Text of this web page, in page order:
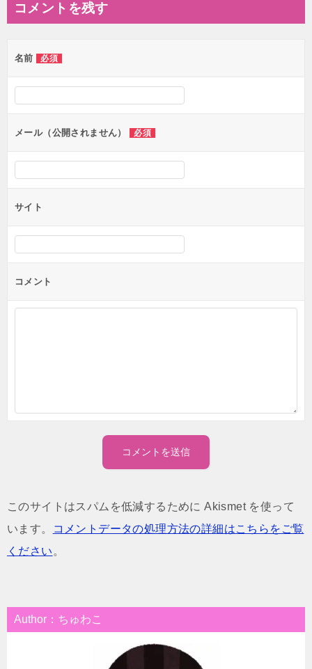
ビ
ー
シ
ン
コメントを残す
名前 必須
メール（公開されません） 必須
サイト
コメント
このサイトはスパムを低減するために Akismet を使って
います。
コメントデータの処理方法の詳細はこちらをご覧
ください 。
Author：ちゅわこ